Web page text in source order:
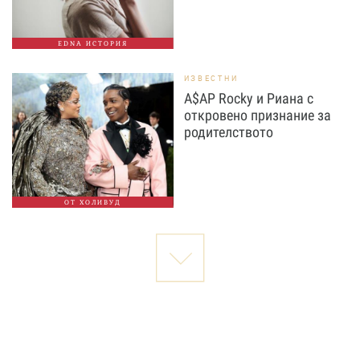
EDNA ИСТОРИЯ
ОТ ХОЛИВУД
ИЗВЕСТНИ
A$AP Rocky и Риана с
откровено признание за
родителството